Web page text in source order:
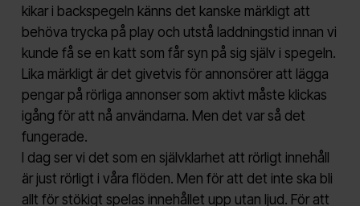
kikar i backspegeln känns det kanske märkligt att
behöva trycka på play och utstå laddningstid innan vi
kunde få se en katt som får syn på sig själv i spegeln.
Lika märkligt är det givetvis för annonsörer att lägga
pengar på rörliga annonser som aktivt måste klickas
igång för att nå användarna. Men det var så det
fungerade.
I dag ser vi det som en självklarhet att rörligt innehåll
är just rörligt i våra flöden. Men för att det inte ska bli
allt för stökigt spelas innehållet upp utan ljud. För att